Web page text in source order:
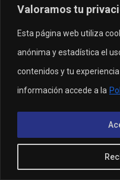
Valoramos tu
Esta página web utiliza
anónima y estadística el
contenidos y tu
información accede a la